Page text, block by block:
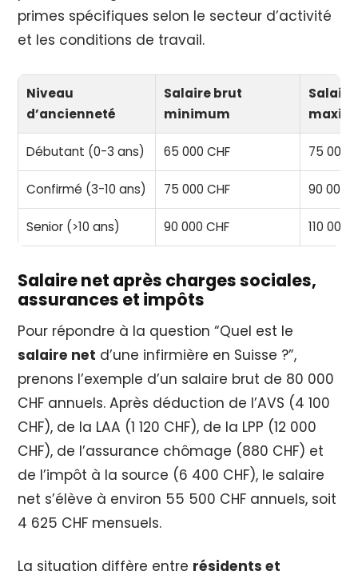
primes spécifiques selon le secteur d’activité
et les conditions de travail.
Niveau
d’ancienneté
Salaire brut
minimum
Débutant (0-3 ans) 65 000 CHF 75 000
Confirmé (3-10 ans) 75 000 CHF 90 000
Senior (>10 ans) 90 000 CHF 110 000
Salaire net après charges sociales,
assurances et impôts
Pour répondre à la question “Quel est le
salaire net d’une infirmière en Suisse ?”,
prenons l’exemple d’un salaire brut de 80 000
CHF annuels. Après déduction de l’AVS (4 100
CHF), de la LAA (1 120 CHF), de la LPP (12 000
CHF), de l’assurance chômage (880 CHF) et
de l’impôt à la source (6 400 CHF), le salaire
net s’élève à environ 55 500 CHF annuels, soit
4 625 CHF mensuels.
La situation diffère entre résidents et